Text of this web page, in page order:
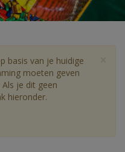
basis van je huidige
moeten geven
je dit geen
hieronder.